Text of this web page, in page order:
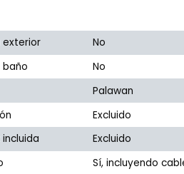
exterior
No
baño
No
Palawan
Excluido
Excluido
Sí, incluyendo